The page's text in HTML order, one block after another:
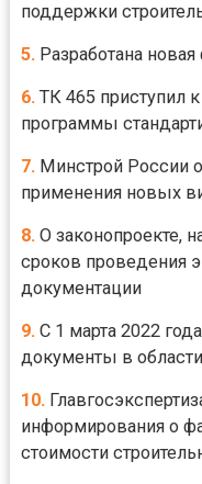
поддержки
5.Разработана
6.ТК 465 приступил
программы
7.Минстрой России
применения новых
8.О законопроекте,
сроков проведения
документации
9.С 1 марта 2022
документы в
10.
информирования о
стоимости